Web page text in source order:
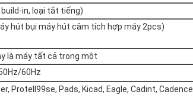
in, loại tắt tiếng)
hút bụi máy hút câm tích hợp máy 2pcs)
là máy tất cả trong một
60Hz
Protell99se, Pads, Kicad, Eagle, Cadint, Cadence